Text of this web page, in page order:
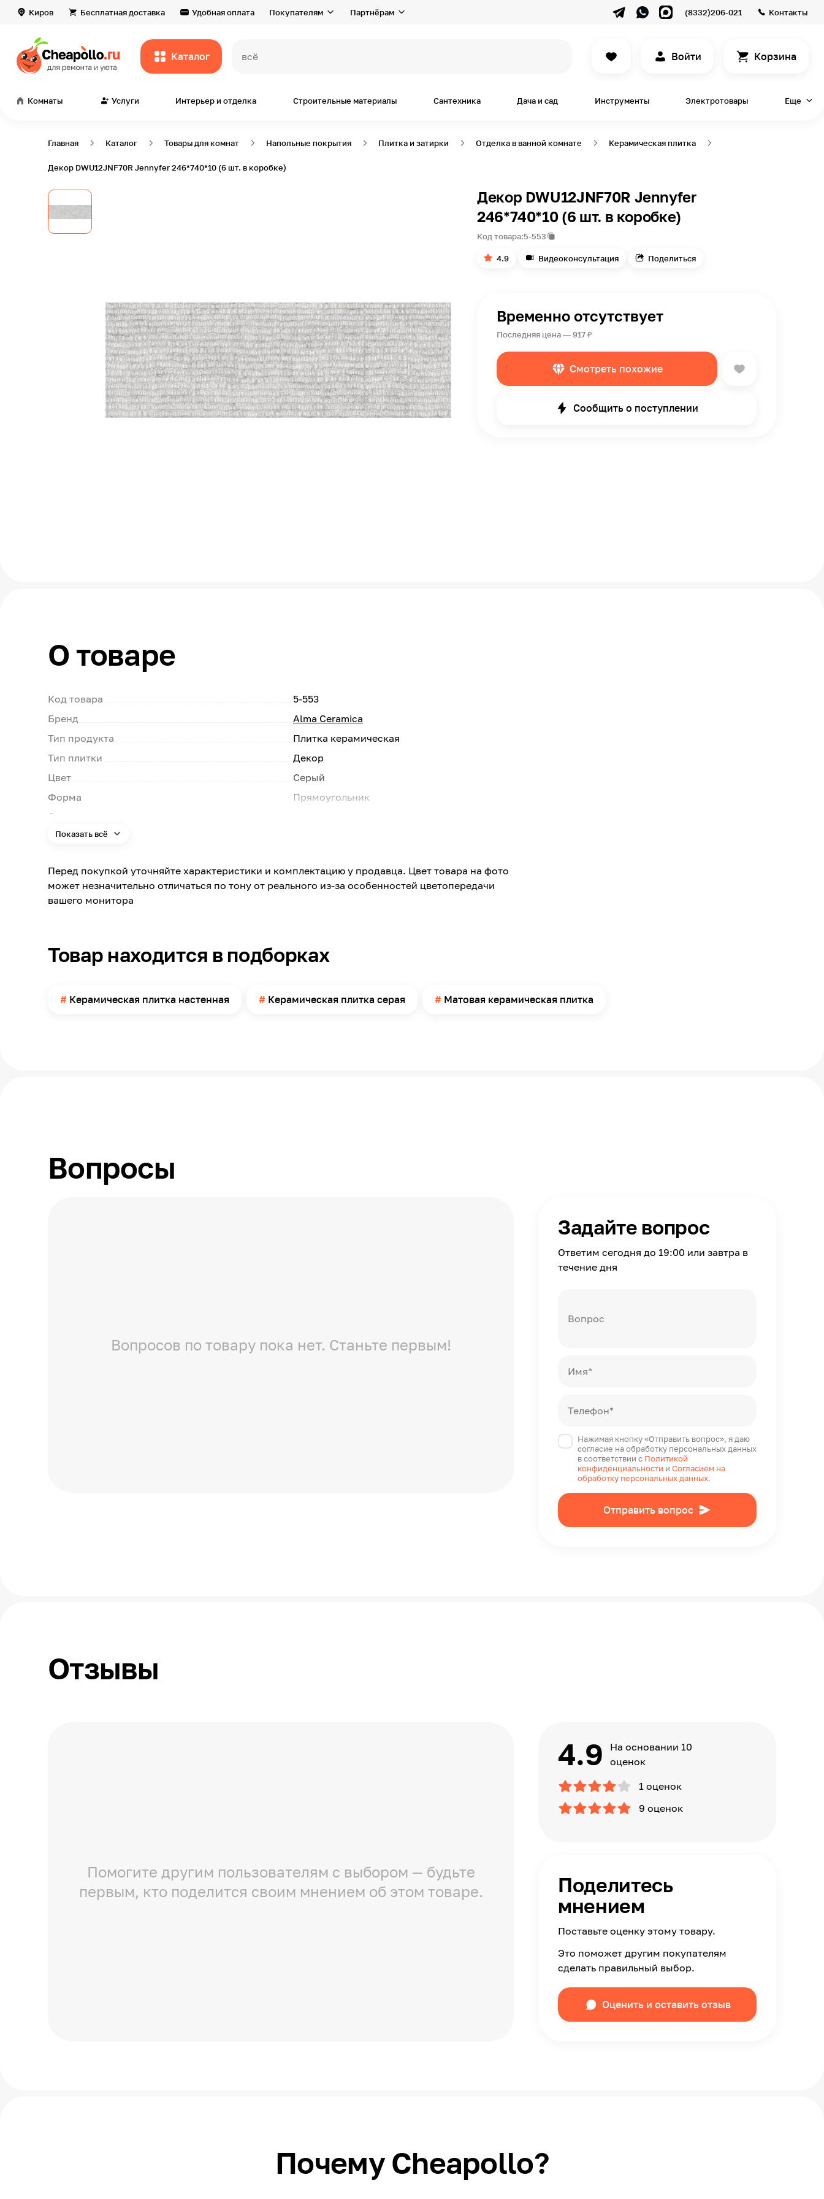
Киров Бесплатная доставка Удобная оплата Покупателям Партнёрам (8332)206-021 Контакты
Каталог всё для дома Войти Корзина
Комнаты Услуги Интерьер и отделка Строительные материалы Сантехника Дача и сад Инструменты Электротовары Еще
Главная Каталог Товары для комнат Напольные покрытия Плитка и затирки Отделка в ванной комнате Керамическая плитка
Декор DWU12JNF70R Jennyfer 246*740*10 (6 шт. в коробке)
Декор DWU12JNF70R Jennyfer
246*740*10 (6 шт. в коробке)
Код товара:5-553
4.9 Видеоконсультация Поделиться
Временно отсутствует
Последняя цена — 917 ₽
Смотреть похожие
Сообщить о поступлении
О товаре
Код товара
5-553
Бренд
Alma Ceramica
Тип продукта
Плитка керамическая
Тип плитки
Декор
Цвет
Серый
Форма
Прямоугольник
Страна производства
Модельный ряд
Длина
246
Поверхность применения
Стена
Показать всё
Перед покупкой уточняйте характеристики и комплектацию у продавца. Цвет товара на фото
может незначительно отличаться по тону от реального из-за особенностей цветопередачи
вашего монитора
Товар находится в подборках
Керамическая плитка настенная Керамическая плитка серая Матовая керамическая плитка
Вопросы
Вопросов по товару пока нет. Станьте первым!
Задайте вопрос
Ответим сегодня до 19:00 или завтра в
течение дня
Вопрос
Имя*
Телефон*
Нажимая кнопку «Отправить вопрос», я даю
согласие на обработку персональных данных
в соответствии с Политикой
конфиденциальности и Согласием на
обработку персональных данных.
Отправить вопрос
Отзывы
Помогите другим пользователям с выбором — будьте
первым, кто поделится своим мнением об этом товаре.
4.9
На основании 10
оценок
1 оценок
9 оценок
Поделитесь
мнением
Поставьте оценку этому товару.
Это поможет другим покупателям
сделать правильный выбор.
Оценить и оставить отзыв
Почему Cheapollo?